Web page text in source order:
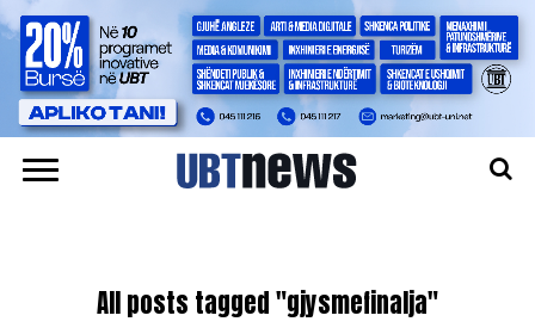
All posts tagged "gjysmefinalja"